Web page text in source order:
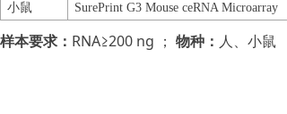
小鼠
SurePrint G3 Mouse ceRNA Microarray
样本要求： RNA≥200 ng ； 物种： 人、小鼠